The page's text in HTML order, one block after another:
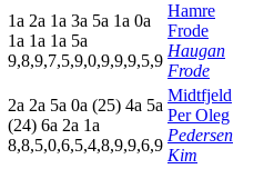
1a 2a 1a 3a 5a 1a 0a
1a 1a 1a 5a
9,8,9,7,5,9,0,9,9,9,5,9
Hamre
Frode
Haugan
Frode
2a 2a 5a 0a (25) 4a 5a
(24) 6a 2a 1a
8,8,5,0,6,5,4,8,9,9,6,9
Midtfjeld
Per Oleg
Pedersen
Kim